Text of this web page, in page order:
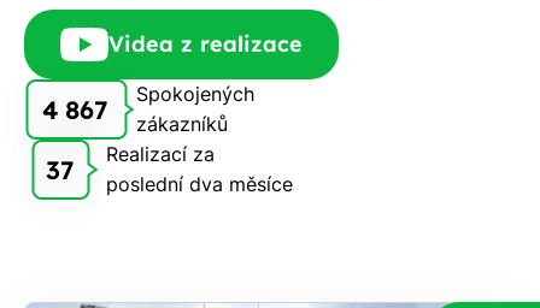
Rádi
Vám
zdarma
pošleme,
na co
máte
nárok.
Videa z realizace
4 867
Spokojených
zákazníků
37
Realizací za
poslední dva měsíce